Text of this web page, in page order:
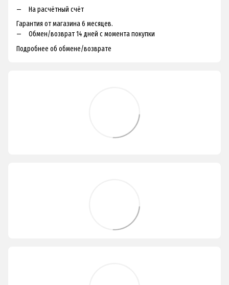
На расчётный счёт
Гарантия от магазина 6 месяцев.
Обмен/возврат 14 дней с момента покупки
Подробнее об обмене/возврате